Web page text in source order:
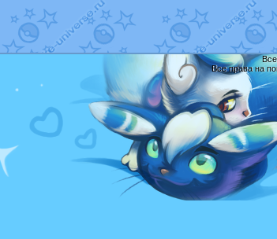
Все права на